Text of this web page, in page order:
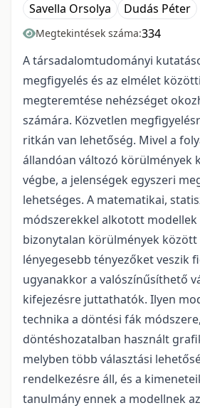
Savella Orsolya Dudás Péter
Megtekintések száma:334
A társadalomtudományi
megfigyelés és az elmélet
megteremtése nehézséget
számára. Közvetlen
ritkán van lehetőség. Mivel a
állandóan változó körülmények
végbe, a jelenségek egyszeri
lehetséges. A matematikai,
módszerekkel alkotott modellek
bizonytalan körülmények között
lényegesebb tényezőket veszik
ugyanakkor a valószínűsíthető
kifejezésre juttathatók. Ilyen
technika a döntési fák
döntéshozatalban használt
melyben több választási
rendelkezésre áll, és a
tanulmány ennek a modellnek